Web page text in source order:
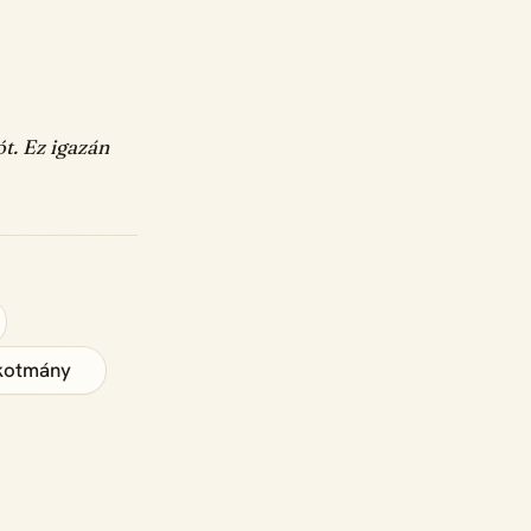
Ez igazán